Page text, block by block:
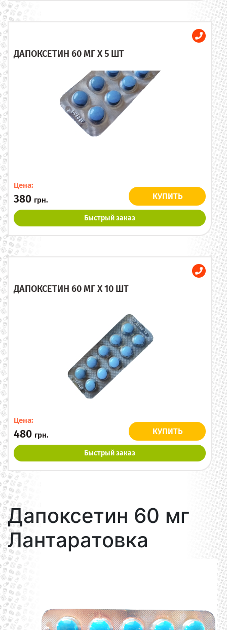
ДАПОКСЕТИН 60 МГ X 5 ШТ
Цена:
380 грн. КУПИТЬ
Быстрый заказ
ДАПОКСЕТИН 60 МГ X 10 ШТ
Цена:
480 грн. КУПИТЬ
Быстрый заказ
Дапоксетин 60 мг
Лантаратовка